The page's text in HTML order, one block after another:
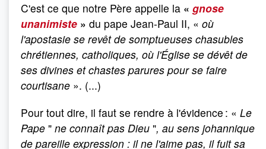
C'est ce que notre Père appelle la « gnose
unanimiste » du pape Jean-Paul II, « où
l'apostasie se revêt de somptueuses chasubles
chrétiennes, catholiques, où l'Église se dévêt de
ses divines et chastes parures pour se faire
courtisane ». (...)
Pour tout dire, il faut se rendre à l'évidence : « Le
Pape " ne connaît pas Dieu ", au sens johannique
de pareille expression : il ne l'aime pas, il fuit sa